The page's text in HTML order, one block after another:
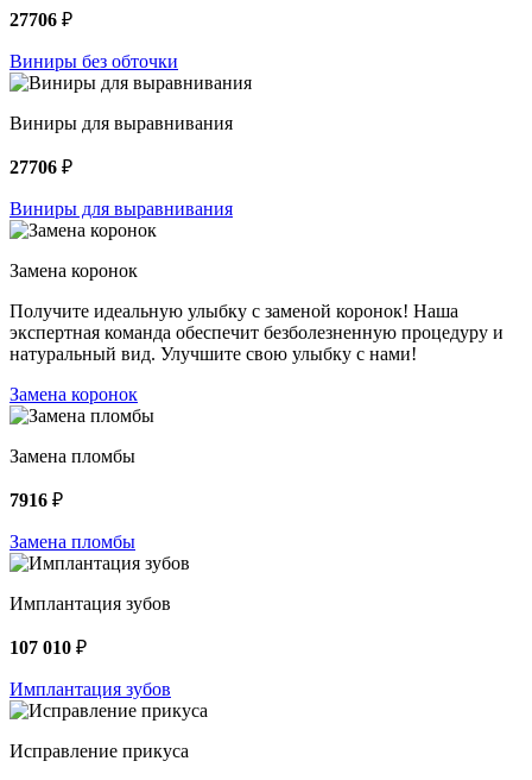
27706 ₽
Виниры без обточки
Виниры для выравнивания
27706 ₽
Виниры для выравнивания
Замена коронок
Получите идеальную улыбку с заменой коронок! Наша
экспертная команда обеспечит безболезненную процедуру и
натуральный вид. Улучшите свою улыбку с нами!
Замена коронок
Замена пломбы
7916 ₽
Замена пломбы
Имплантация зубов
107 010 ₽
Имплантация зубов
Исправление прикуса